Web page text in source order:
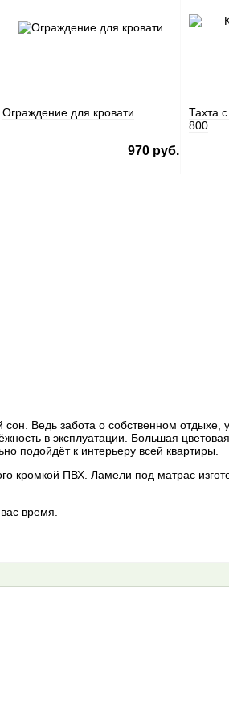
Ограждение для кровати
970 руб.
Тахта
800
Ведь забота о собственном
в эксплуатации. Большая
подойдёт к интерьеру всей квартиры.
кромкой ПВХ. Ламели под матрас
время.